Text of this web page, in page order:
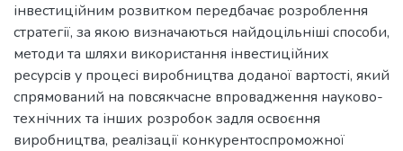
інвестиційним розвитком передбачає розроблення
стратегії, за якою визначаються найдоцільніші способи,
методи та шляхи використання інвестиційних
ресурсів у процесі виробництва доданої вартості, який
спрямований на повсякчасне впровадження науково-
технічних та інших розробок задля освоєння
виробництва, реалізації конкурентоспроможної